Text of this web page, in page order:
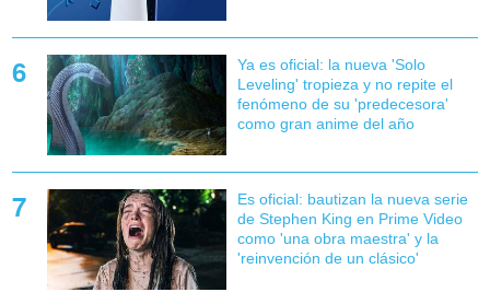
Ya es oficial: la nueva 'Solo
Leveling' tropieza y no repite el
fenómeno de su 'predecesora'
como gran anime del año
Es oficial: bautizan la nueva serie
de Stephen King en Prime Video
como 'una obra maestra' y la
'reinvención de un clásico'